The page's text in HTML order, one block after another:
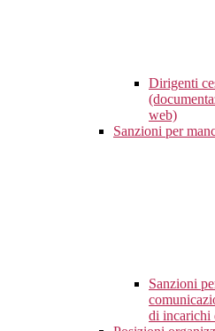
Dirigenti
web)
Sanzioni per
Sanzioni
di incarichi